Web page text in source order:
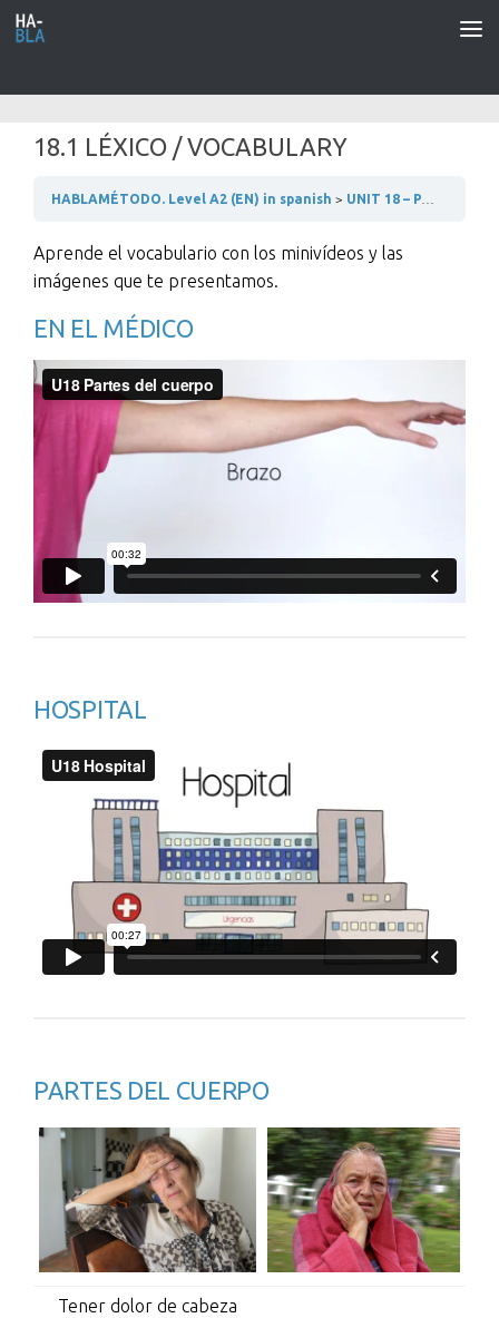
Saltar al contenido
18.1 LÉXICO / VOCABULARY
HABLAMÉTODO. Level A2 (EN) in spanish UNIT 18 – PARTES DEL CUERPO – EN EL MÉDICO
Aprende el vocabulario con los minivídeos y las
imágenes que te presentamos.
EN EL MÉDICO
HOSPITAL
PARTES DEL CUERPO
Tener dolor de cabeza